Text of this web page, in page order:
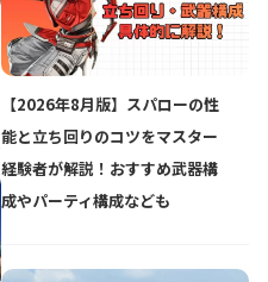
【2026年8月版】スパローの性
能と立ち回りのコツをマスター
経験者が解説！おすすめ武器構
成やパーティ構成なども